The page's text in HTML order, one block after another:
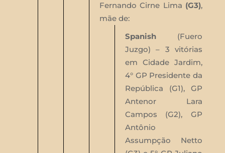
Fernando Cirne Lima (G3),
mãe de:
Spanish(Fuero
Juzgo) – 3 vitórias
em Cidade Jardim,
4° GP Presidente da
República (G1), GP
Antenor Lara
Campos (G2), GP
Antônio
Assumpção Netto